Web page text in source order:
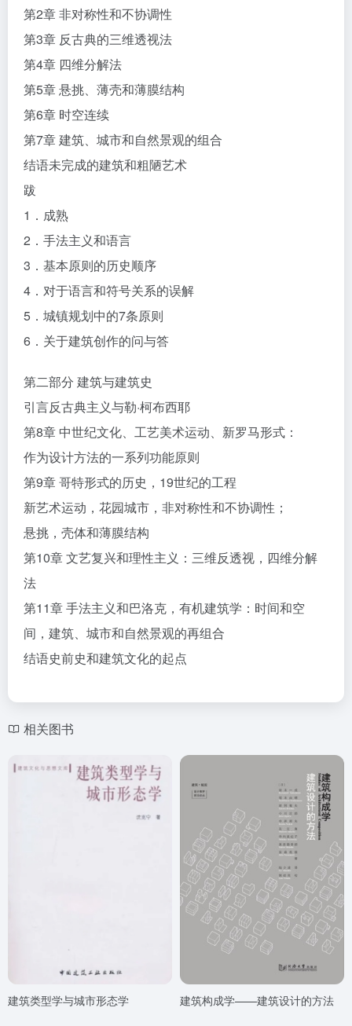
第2章 非对称性和不协调性
第3章 反古典的三维透视法
第4章 四维分解法
第5章 悬挑、薄壳和薄膜结构
第6章 时空连续
第7章 建筑、城市和自然景观的组合
结语未完成的建筑和粗陋艺术
跋
1．成熟
2．手法主义和语言
3．基本原则的历史顺序
4．对于语言和符号关系的误解
5．城镇规划中的7条原则
6．关于建筑创作的问与答
第二部分 建筑与建筑史
引言反古典主义与勒·柯布西耶
第8章 中世纪文化、工艺美术运动、新罗马形式：
作为设计方法的一系列功能原则
第9章 哥特形式的历史，19世纪的工程
新艺术运动，花园城市，非对称性和不协调性；
悬挑，壳体和薄膜结构
第10章 文艺复兴和理性主义：三维反透视，四维分解
法
第11章 手法主义和巴洛克，有机建筑学：时间和空
间，建筑、城市和自然景观的再组合
结语史前史和建筑文化的起点
相关图书
建筑类型学与城市形态学 建筑构成学——建筑设计的方法